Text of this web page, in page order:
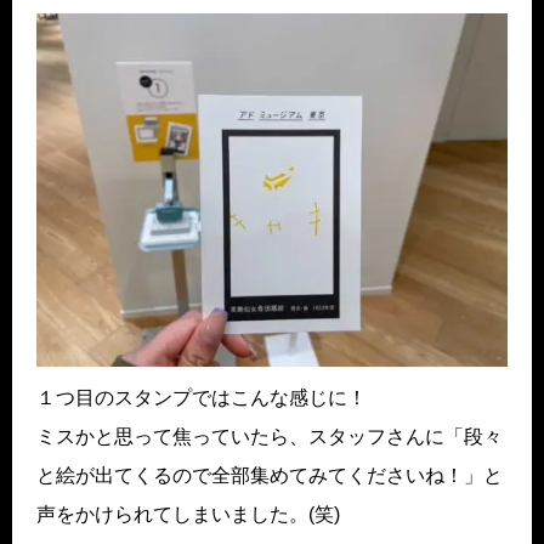
１つ目のスタンプではこんな感じに！
ミスかと思って焦っていたら、スタッフさんに「段々
と絵が出てくるので全部集めてみてくださいね！」と
声をかけられてしまいました。(笑)